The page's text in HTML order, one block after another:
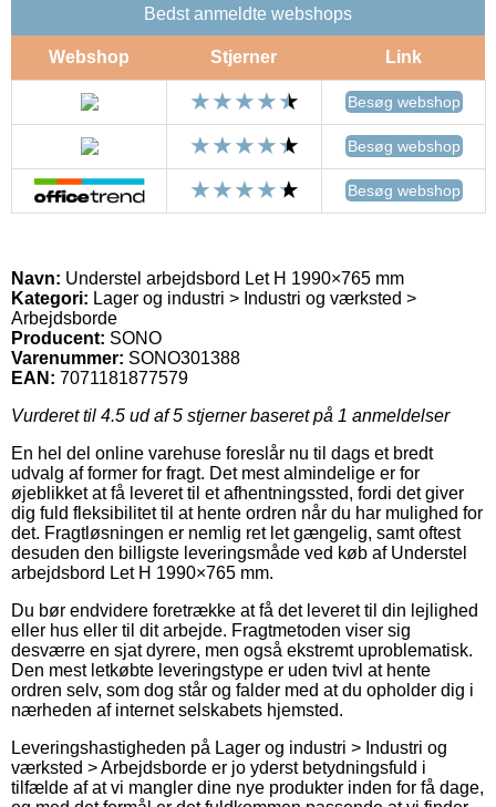
Bedst anmeldte webshops
Webshop Stjerner Link
Besøg webshop
Besøg webshop
Besøg webshop
Navn: Understel arbejdsbord Let H 1990×765 mm
Kategori: Lager og industri > Industri og værksted >
Arbejdsborde
Producent: SONO
Varenummer: SONO301388
EAN: 7071181877579
Vurderet til 4.5 ud af 5 stjerner baseret på 1 anmeldelser
En hel del online varehuse foreslår nu til dags et bredt
udvalg af former for fragt. Det mest almindelige er for
øjeblikket at få leveret til et afhentningssted, fordi det giver
dig fuld fleksibilitet til at hente ordren når du har mulighed for
det. Fragtløsningen er nemlig ret let gængelig, samt oftest
desuden den billigste leveringsmåde ved køb af Understel
arbejdsbord Let H 1990×765 mm.
Du bør endvidere foretrække at få det leveret til din lejlighed
eller hus eller til dit arbejde. Fragtmetoden viser sig
desværre en sjat dyrere, men også ekstremt uproblematisk.
Den mest letkøbte leveringstype er uden tvivl at hente
ordren selv, som dog står og falder med at du opholder dig i
nærheden af internet selskabets hjemsted.
Leveringshastigheden på Lager og industri > Industri og
værksted > Arbejdsborde er jo yderst betydningsfuld i
tilfælde af at vi mangler dine nye produkter inden for få dage,